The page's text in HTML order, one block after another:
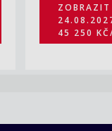
45 250